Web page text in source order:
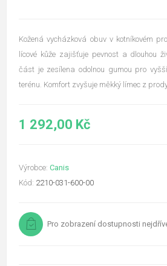
Kožená vycházková obuv v kotníkovém
lícové kůže zajišťuje pevnost a dlouhou
část je zesílena odolnou gumou pro
terénu. Komfort zvyšuje měkký límec z
1 292,00 Kč
Výrobce: Canis
Kód: 2210-031-600-00
Pro zobrazení dostupnosti